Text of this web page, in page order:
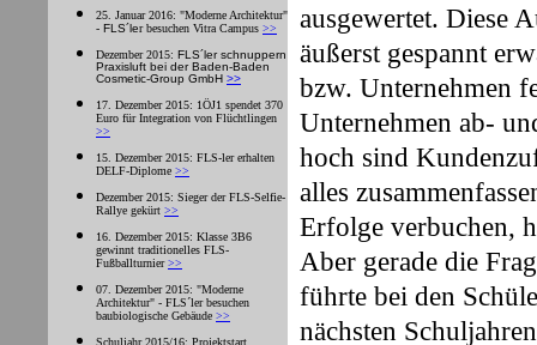
25. Januar 2016: "Moderne Architektur"
- FLS´ler besuchen Vitra Campus >>
Dezember 2015: FLS´lerschnuppern
Praxisluft bei der Baden-Baden
Cosmetic-Group GmbH >>
17. Dezember 2015: 1ÖJ1 spendet 370
Euro für Integration von Flüchtlingen
>>
15. Dezember 2015: FLS-ler erhalten
DELF-Diplome >>
Dezember 2015: Sieger der FLS-Selfie-
Rallye gekürt >>
16. Dezember 2015: Klasse 3B6
gewinnt traditionelles FLS-
Fußballturnier>>
07. Dezember 2015: "Moderne
Architektur" - FLS´ler besuchen
baubiologische Gebäude >>
Schuljahr 2015/16: Projektstart
ausgewertet. Diese
äußerst gespannt
bzw. Unternehmen
Unternehmen ab-
hoch sind
alles
Erfolge verbuchen,
Aber gerade die
führte bei den
nächsten